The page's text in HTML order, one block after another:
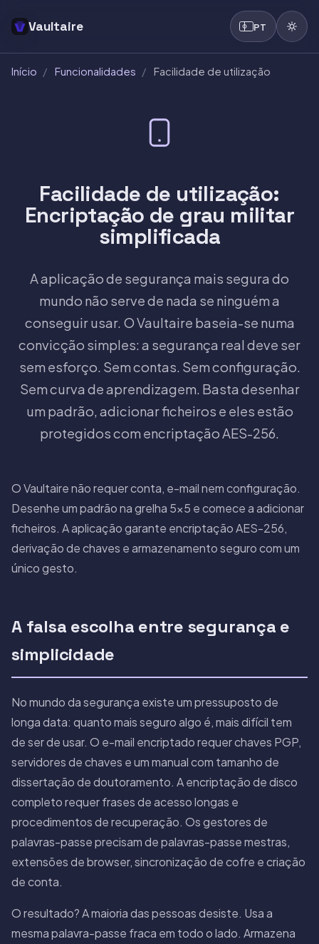
Vaultaire PT
Início / Funcionalidades / Facilidade de utilização
Facilidade de utilização:
Encriptação de grau militar
simplificada
A aplicação de segurança mais segura do
mundo não serve de nada se ninguém a
conseguir usar. O Vaultaire baseia-se numa
convicção simples: a segurança real deve ser
sem esforço. Sem contas. Sem configuração.
Sem curva de aprendizagem. Basta desenhar
um padrão, adicionar ficheiros e eles estão
protegidos com encriptação AES-256.
O Vaultaire não requer conta, e-mail nem configuração.
Desenhe um padrão na grelha 5×5 e comece a adicionar
ficheiros. A aplicação garante encriptação AES-256,
derivação de chaves e armazenamento seguro com um
único gesto.
A falsa escolha entre segurança e
simplicidade
No mundo da segurança existe um pressuposto de
longa data: quanto mais seguro algo é, mais difícil tem
de ser de usar. O e-mail encriptado requer chaves PGP,
servidores de chaves e um manual com tamanho de
dissertação de doutoramento. A encriptação de disco
completo requer frases de acesso longas e
procedimentos de recuperação. Os gestores de
palavras-passe precisam de palavras-passe mestras,
extensões de browser, sincronização de cofre e criação
de conta.
O resultado? A maioria das pessoas desiste. Usa a
mesma palavra-passe fraca em todo o lado. Armazena